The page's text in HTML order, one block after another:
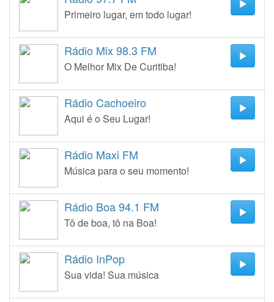
Primeiro lugar, em todo lugar!
Rádio Mix 98.3 FM
O Melhor Mix De Curitiba!
Rádio Cachoeiro
Aqui é o Seu Lugar!
Rádio Maxi FM
Música para o seu momento!
Rádio Boa 94.1 FM
Tô de boa, tô na Boa!
Rádio InPop
Sua vida! Sua música